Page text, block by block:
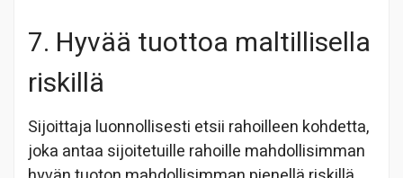
7. Hyvää tuottoa maltillisella
riskillä
Sijoittaja luonnollisesti etsii rahoilleen kohdetta,
joka antaa sijoitetuille rahoille mahdollisimman